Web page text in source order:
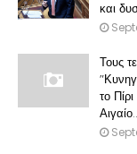
και
Τους
το